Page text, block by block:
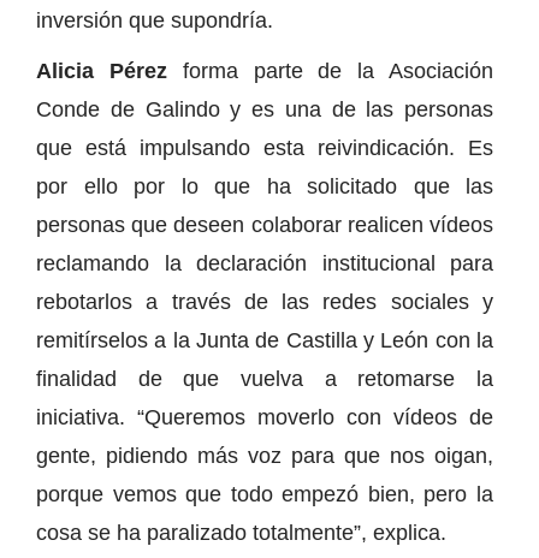
inversión que supondría.
Alicia Pérezforma parte de la Asociación
Conde de Galindo y es una de las personas
que está impulsando esta reivindicación. Es
por ello por lo que ha solicitado que las
personas que deseen colaborar realicen vídeos
reclamando la declaración institucional para
rebotarlos a través de las redes sociales y
remitírselos a la Junta de Castilla y León con la
finalidad de que vuelva a retomarse la
iniciativa. “Queremos moverlo con vídeos de
gente, pidiendo más voz para que nos oigan,
porque vemos que todo empezó bien, pero la
cosa se ha paralizado totalmente”, explica.